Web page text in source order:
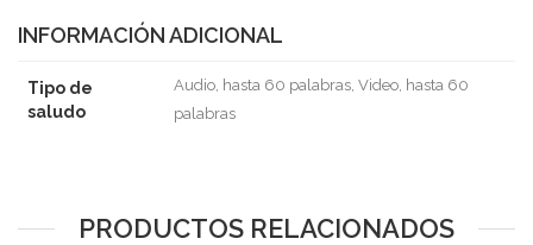
INFORMACIÓN ADICIONAL
Tipo de
saludo
Audio, hasta 60 palabras, Video, hasta 60
palabras
PRODUCTOS RELACIONADOS